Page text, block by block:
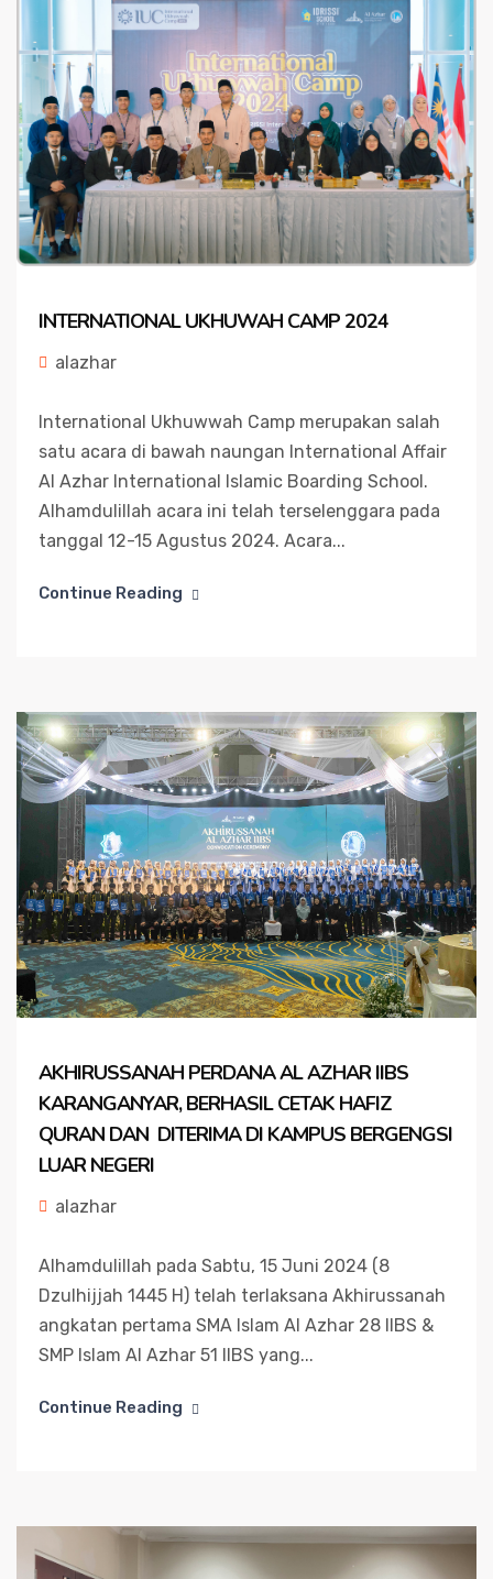
INTERNATIONAL UKHUWAH CAMP 2024
alazhar
International Ukhuwwah Camp merupakan salah
satu acara di bawah naungan International Affair
Al Azhar International Islamic Boarding School.
Alhamdulillah acara ini telah terselenggara pada
tanggal 12-15 Agustus 2024. Acara...
Continue Reading
AKHIRUSSANAH PERDANA AL AZHAR IIBS
KARANGANYAR, BERHASIL CETAK HAFIZ
QURAN DAN DITERIMA DI KAMPUS BERGENGSI
LUAR NEGERI
alazhar
Alhamdulillah pada Sabtu, 15 Juni 2024 (8
Dzulhijjah 1445 H) telah terlaksana Akhirussanah
angkatan pertama SMA Islam Al Azhar 28 IIBS &
SMP Islam Al Azhar 51 IIBS yang...
Continue Reading